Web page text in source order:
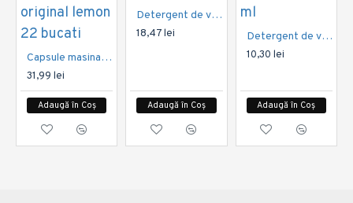
Capsule masina spalat vase Fairy original lemon 22 bucati
31,99 lei
Adaugă în Coș
Detergent de vase Fairy Apple, 1.35L
18,47 lei
Adaugă în Coș
Detergent de vase Fairy Lamaie 750 ml
10,30 lei
Adaugă în Coș